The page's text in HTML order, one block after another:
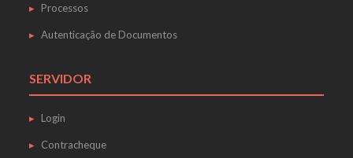
Processos
Autenticação de Documentos
SERVIDOR
Login
Contracheque